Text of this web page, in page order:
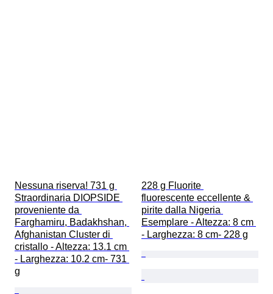
Nessuna riserva! 731 g
Straordinaria DIOPSIDE
proveniente da
Farghamiru, Badakhshan,
Afghanistan Cluster di
cristallo - Altezza: 13.1 cm
- Larghezza: 10.2 cm- 731
g
228 g Fluorite
fluorescente eccellente &
pirite dalla Nigeria
Esemplare - Altezza: 8 cm
- Larghezza: 8 cm- 228 g